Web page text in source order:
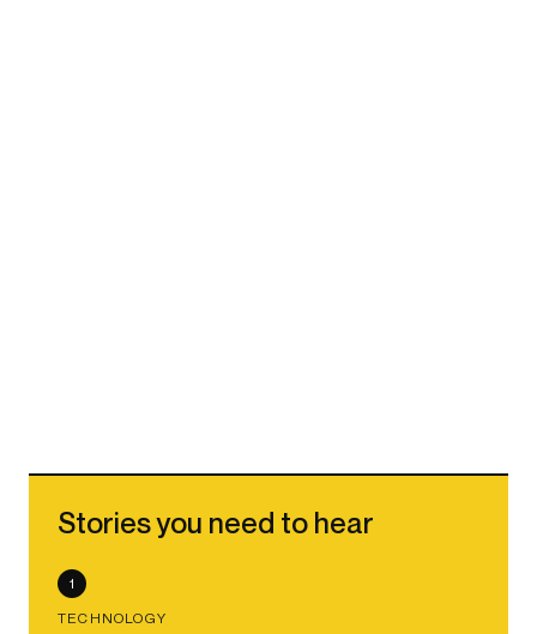
Stories you need to hear
1
TECHNOLOGY